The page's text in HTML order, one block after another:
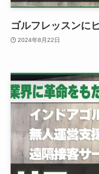
ゴルフレッスンに
2024年8月22日